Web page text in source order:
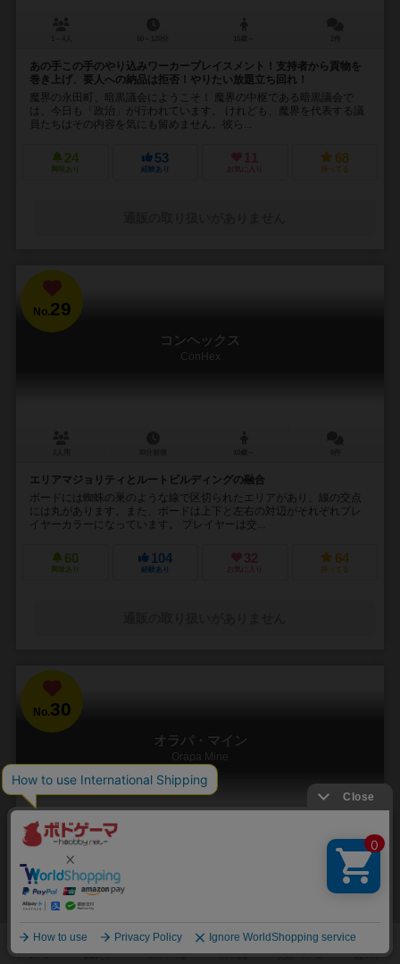
あの手この手のやり込みワーカープレイスメント！支持者から貢物を
巻き上げ、要人への納品は拒否！やりたい放題立ち回れ！
魔界の永田町、暗黒議会にようこそ！ 魔界の中枢である暗黒議会で
は、今日も「政治」が行われています。 けれども、魔界を代表する議
員たちはその内容を気にも留めません。彼ら...
24
興味あり
53
経験あり
11
お気に入り
68
持ってる
No.29
コンヘックス
ConHex
エリアマジョリティとルートビルディングの融合
ボードには蜘蛛の巣のような線で区切られたエリアがあり、線の交点
には丸があります。また、ボードは上下と左右の対辺がそれぞれプレ
イヤーカラーになっています。 プレイヤーは交...
60
興味あり
104
経験あり
32
お気に入り
64
持ってる
No.30
オラパ・マイン
Orapa Mine
12件
「見えない宝石を、音で暴け！超音波が導く、極上の推理ゲーム」
『オラパ・マイン』は、音の反射をヒントに相手のボード上に隠され
た宝石の「位置」と「向き」を推理する、新感覚の音響パズルゲーム
252 63